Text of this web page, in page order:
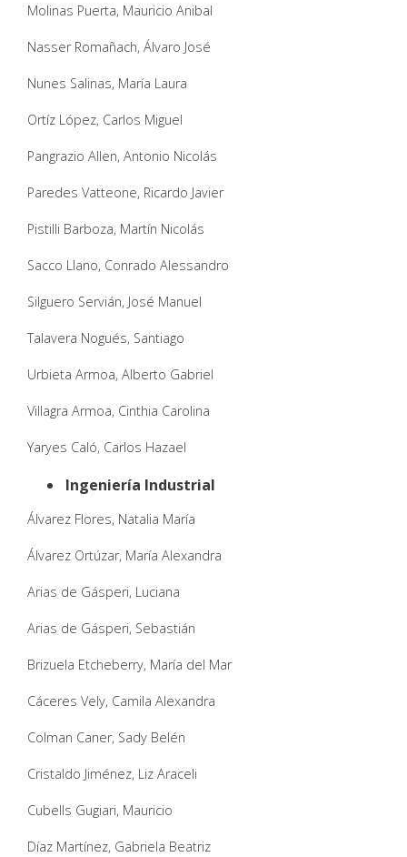
Molinas Puerta, Mauricio Anibal
Nasser Romañach, Álvaro José
Nunes Salinas, María Laura
Ortíz López, Carlos Miguel
Pangrazio Allen, Antonio Nicolás
Paredes Vatteone, Ricardo Javier
Pistilli Barboza, Martín Nicolás
Sacco Llano, Conrado Alessandro
Silguero Servián, José Manuel
Talavera Nogués, Santiago
Urbieta Armoa, Alberto Gabriel
Villagra Armoa, Cinthia Carolina
Yaryes Caló, Carlos Hazael
Ingeniería Industrial
Álvarez Flores, Natalia María
Álvarez Ortúzar, María Alexandra
Arias de Gásperi, Luciana
Arias de Gásperi, Sebastián
Brizuela Etcheberry, María del Mar
Cáceres Vely, Camila Alexandra
Colman Caner, Sady Belén
Cristaldo Jiménez, Liz Araceli
Cubells Gugiari, Mauricio
Díaz Martínez, Gabriela Beatriz